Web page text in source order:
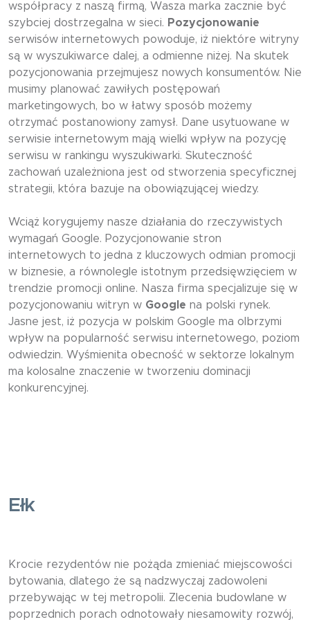
współpracy z naszą firmą, Wasza marka zacznie być
szybciej dostrzegalna w sieci. Pozycjonowanie
serwisów internetowych powoduje, iż niektóre witryny
są w wyszukiwarce dalej, a odmienne niżej. Na skutek
pozycjonowania przejmujesz nowych konsumentów. Nie
musimy planować zawiłych postępowań
marketingowych, bo w łatwy sposób możemy
otrzymać postanowiony zamysł. Dane usytuowane w
serwisie internetowym mają wielki wpływ na pozycję
serwisu w rankingu wyszukiwarki. Skuteczność
zachowań uzależniona jest od stworzenia specyficznej
strategii, która bazuje na obowiązującej wiedzy.
Wciąż korygujemy nasze działania do rzeczywistych
wymagań Google. Pozycjonowanie stron
internetowych to jedna z kluczowych odmian promocji
w biznesie, a równolegle istotnym przedsięwzięciem w
trendzie promocji online. Nasza firma specjalizuje się w
pozycjonowaniu witryn w Google na polski rynek.
Jasne jest, iż pozycja w polskim Google ma olbrzymi
wpływ na popularność serwisu internetowego, poziom
odwiedzin. Wyśmienita obecność w sektorze lokalnym
ma kolosalne znaczenie w tworzeniu dominacji
konkurencyjnej.
Ełk
Krocie rezydentów nie pożąda zmieniać miejscowości
bytowania, dlatego że są nadzwyczaj zadowoleni
przebywając w tej metropolii. Zlecenia budowlane w
poprzednich porach odnotowały niesamowity rozwój,